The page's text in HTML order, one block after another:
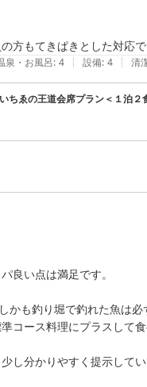
方もてきぱきとした対応で
泉・お風呂: 4 | 設備: 4 | 清
ちゑの王道会席プラン＜１泊２
良い点は満足です。
かも釣り堀で釣れた魚は
コース料理にプラスして
し分かりやすく提示して